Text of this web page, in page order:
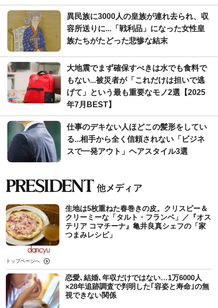
異民族に3000人の皇族が連れ去られ、収
容所送りに...「戦利品」になった女性皇
族たちがたどった悲惨な結末
大地震でまず確保すべきは水でも食料で
もない...被災者が「これだけは担いで逃
げて」という最も重要なモノ2選【2025
年7月BEST】
仕事のデキない人ほどこの髪形をしてい
る...相手から全く信頼されない「ビジネ
スで一発アウト」ヘアスタイル3選
生地は5枚重ねた春巻きの皮。クリスピー＆
クリーミーな「タルト・フランベ」／『オス
テリア コマチーナ』亀井良真シェフの「家
つまみレシピ」
トップページへ
恋愛､結婚､年収だけではない…1万6000人
×28年追跡調査で判明した｢容姿と寿命｣の無
視できない関係